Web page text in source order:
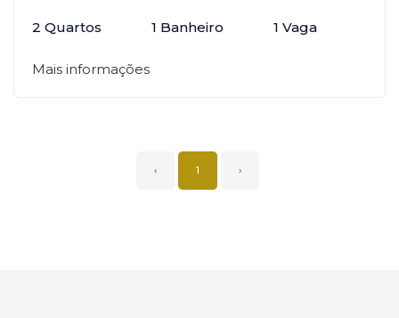
2 Quartos 1 Banheiro 1 Vaga
Mais informações
‹ 1 ›